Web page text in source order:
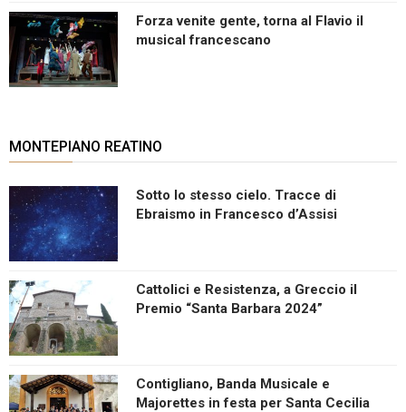
Forza venite gente, torna al Flavio il
musical francescano
MONTEPIANO REATINO
Sotto lo stesso cielo. Tracce di
Ebraismo in Francesco d’Assisi
Cattolici e Resistenza, a Greccio il
Premio “Santa Barbara 2024”
Contigliano, Banda Musicale e
Majorettes in festa per Santa Cecilia